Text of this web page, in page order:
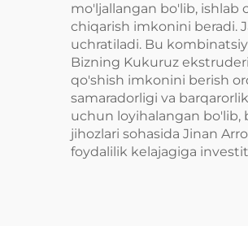
mo'ljallangan bo'lib, ishlab
chiqarish imkonini beradi.
uchratiladi. Bu
Bizning Kukuruz
qo'shish imkonini berish
samaradorligi va
uchun loyihalangan bo'lib,
jihozlari sohasida Jinan
foydalilik kelajagiga